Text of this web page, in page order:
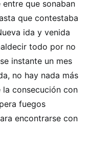
entre que sonaban
que contestaba
ida y venida
todo por no
instante un mes
no hay nada más
consecución con
fuegos
encontrarse con